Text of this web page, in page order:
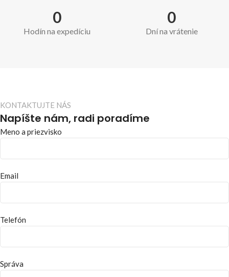
0
Hodín na expedíciu
0
Dní na vrátenie
KONTAKTUJTE NÁS
Napíšte nám, radi poradíme
Meno a priezvisko
Email
Telefón
Správa